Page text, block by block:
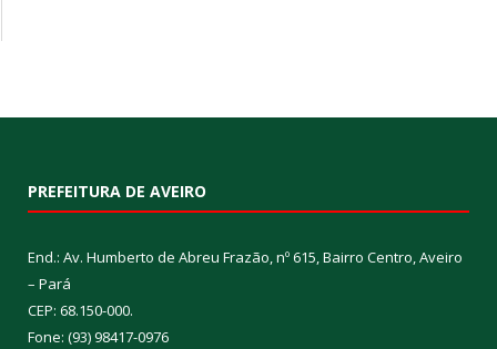
PREFEITURA DE AVEIRO
End.: Av. Humberto de Abreu Frazão, nº 615, Bairro Centro, Aveiro
– Pará
CEP: 68.150-000.
Fone: (93) 98417-0976